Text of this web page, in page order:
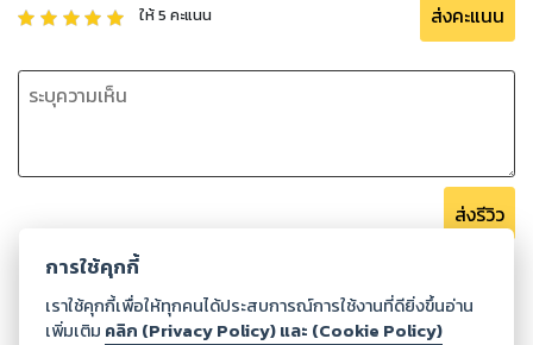
ให้5 คะแนน ส่งคะแนน
ส่งรีวิว
การใช้คุกกี้
เราใช้คุกกี้เพื่อให้ทุกคนได้ประสบการณ์การใช้งานที่ดียิ่งขึ้นอ่าน
เพิ่มเติม คลิก (Privacy Policy) และ (Cookie Policy)